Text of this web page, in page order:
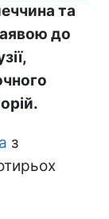
та
до
з